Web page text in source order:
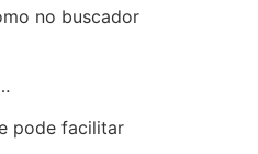
no buscador
pode facilitar